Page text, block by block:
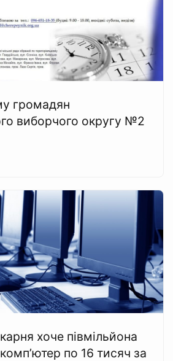
громадян
виборчого округу №2
хоче півмільйона
по 16 тисяч за